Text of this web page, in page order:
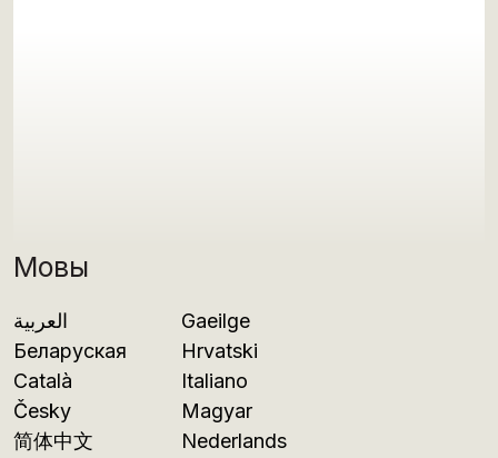
Мовы
العربية
Беларуская
Català
Česky
简体中文
Gaeilge
Hrvatski
Italiano
Magyar
Nederlands